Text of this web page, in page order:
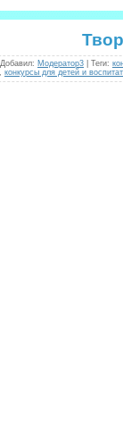
Добавил: Модератор3 Теги:
конкурсы для детей и